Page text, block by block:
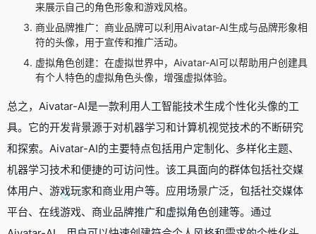
来展示自己的角色形象和游戏风格。
商业品牌推广：商业品牌可以利用Aivatar-AI生成与品牌形象相
符的头像，用于宣传和推广活动。
虚拟角色创建：在虚拟世界中，Aivatar-AI可以帮助用户创建具
有个人特色的虚拟角色头像，增强虚拟体验。
总之，Aivatar-AI是一款利用人工智能技术生成个性化头像的工
具。它的开发背景源于对机器学习和计算机视觉技术的不断研究
和探索。Aivatar-AI的主要特点包括用户定制化、多样化主题、
机器学习技术和便捷的可访问性。该工具面向的群体包括社交媒
体用户、游戏玩家和商业用户等。应用场景广泛，包括社交媒体
平台、在线游戏、商业品牌推广和虚拟角色创建等。通过